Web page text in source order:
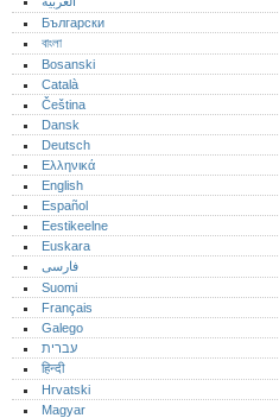
Български
বাংলা
Bosanski
Català
Čeština
Dansk
Deutsch
Ελληνικά
English
Español
Eestikeelne
Euskara
فارسی
Suomi
Français
Galego
עברית
हिन्दी
Hrvatski
Magyar